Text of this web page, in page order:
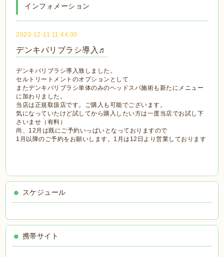
インフォメーション
2020-12-11 11:44:00
デンキバリブラシ導入♬
デンキバリブラシ導入致しました。
セルトリートメントのオプションとして
またデンキバリブラシ単体のみのヘッドスパ施術も新たにメニュー
に加わりました。
当店は正規取扱店です。ご購入も可能でございます。
気になっていたけど試してから購入したい方は一度当店でお試し下
さいませ（有料）
尚、12月は既にご予約いっぱいとなっておりますので
1月以降のご予約をお願いします。1月は12日より営業しております
スケジュール
携帯サイト